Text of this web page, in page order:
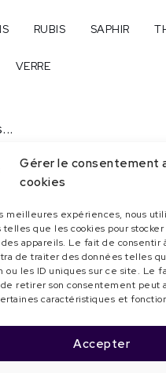
Gérer le consentement
cookies
meilleures expériences, nous
que les cookies pour
appareils. Le fait de consentir
de traiter des données telles
ou les ID uniques sur ce site. Le
retirer son consentement peut
caractéristiques et
Accepter
RUBIS SAPHIR
VERRE
légales
de confidentialité
de cookies (UE)
Jacquemin 2023 |